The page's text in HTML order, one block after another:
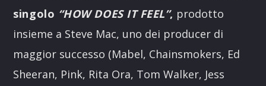
singolo “HOW DOES IT FEEL”, prodotto
insieme a Steve Mac, uno dei producer di
maggior successo (Mabel, Chainsmokers, Ed
Sheeran, Pink, Rita Ora, Tom Walker, Jess